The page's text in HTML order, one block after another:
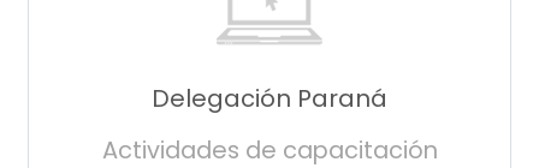
Delegación Paraná
Actividades de capacitación